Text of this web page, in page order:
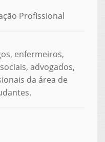
Profissional
enfermeiros,
advogados,
da área de